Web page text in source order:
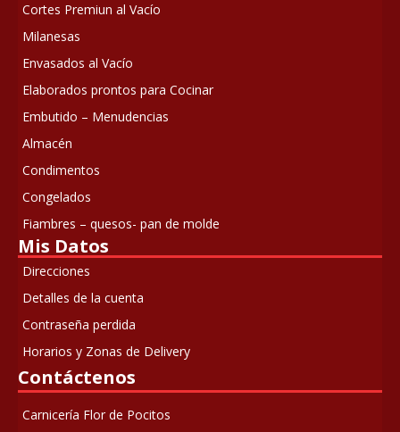
Cortes Premiun al Vacío
Milanesas
Envasados al Vacío
Elaborados prontos para Cocinar
Embutido – Menudencias
Almacén
Condimentos
Congelados
Fiambres – quesos- pan de molde
Mis Datos
Direcciones
Detalles de la cuenta
Contraseña perdida
Horarios y Zonas de Delivery
Contáctenos
Carnicería Flor de Pocitos